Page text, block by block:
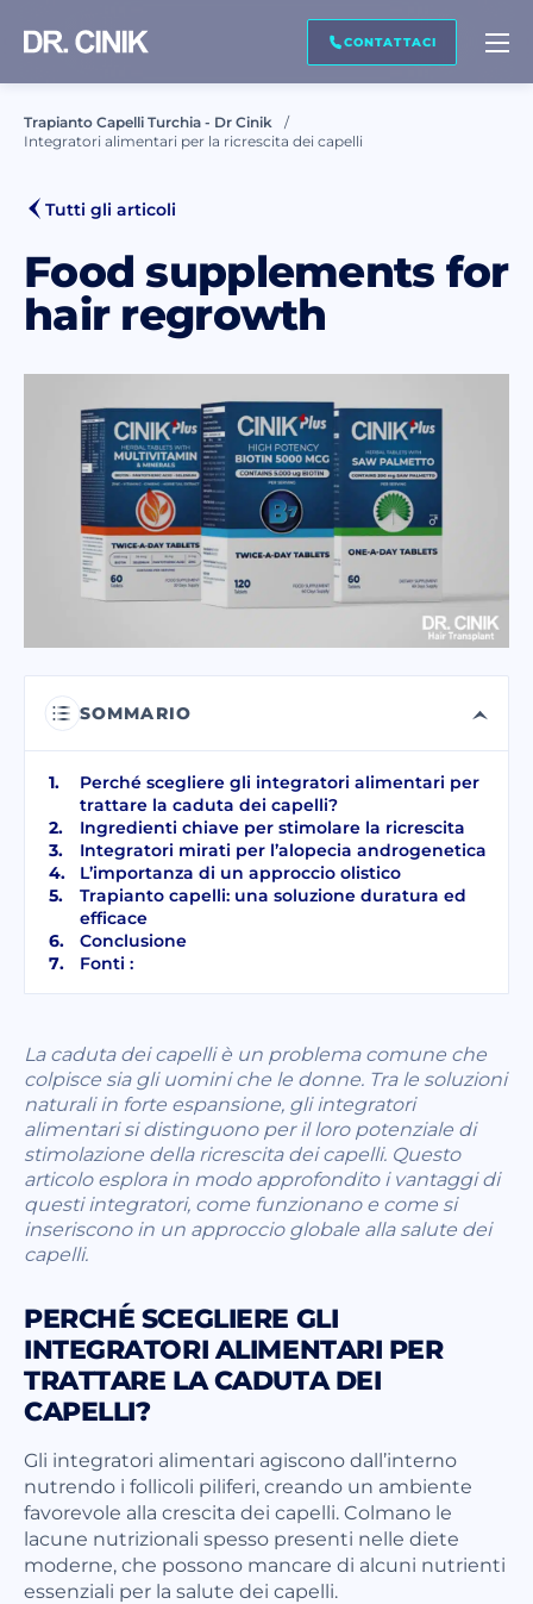
CONTATTACI
CONTATTACI
Nome *
Cognome *
Telefono *
Ho letto e accetto i termini dellapolitica sulla privacy.
Trapianto Capelli Turchia - Dr Cinik
Integratori alimentari per la ricrescita dei capelli
Tutti gli articoli
Food supplements for
hair regrowth
SOMMARIO
Perché scegliere gli integratori alimentari per
trattare la caduta dei capelli?
Ingredienti chiave per stimolare la ricrescita
Integratori mirati per l’alopecia androgenetica
L’importanza di un approccio olistico
Trapianto capelli: una soluzione duratura ed
efficace
Conclusione
Fonti :
La caduta dei capelli è un problema comune che
colpisce sia gli uomini che le donne. Tra le soluzioni
naturali in forte espansione, gli integratori
alimentari si distinguono per il loro potenziale di
stimolazione della ricrescita dei capelli. Questo
articolo esplora in modo approfondito i vantaggi di
questi integratori, come funzionano e come si
inseriscono in un approccio globale alla salute dei
capelli.
PERCHÉ SCEGLIERE GLI
INTEGRATORI ALIMENTARI PER
TRATTARE LA CADUTA DEI
CAPELLI?
Gli integratori alimentari agiscono dall’interno
nutrendo i follicoli piliferi, creando un ambiente
favorevole alla crescita dei capelli. Colmano le
lacune nutrizionali spesso presenti nelle diete
moderne, che possono mancare di alcuni nutrienti
essenziali per la salute dei capelli.